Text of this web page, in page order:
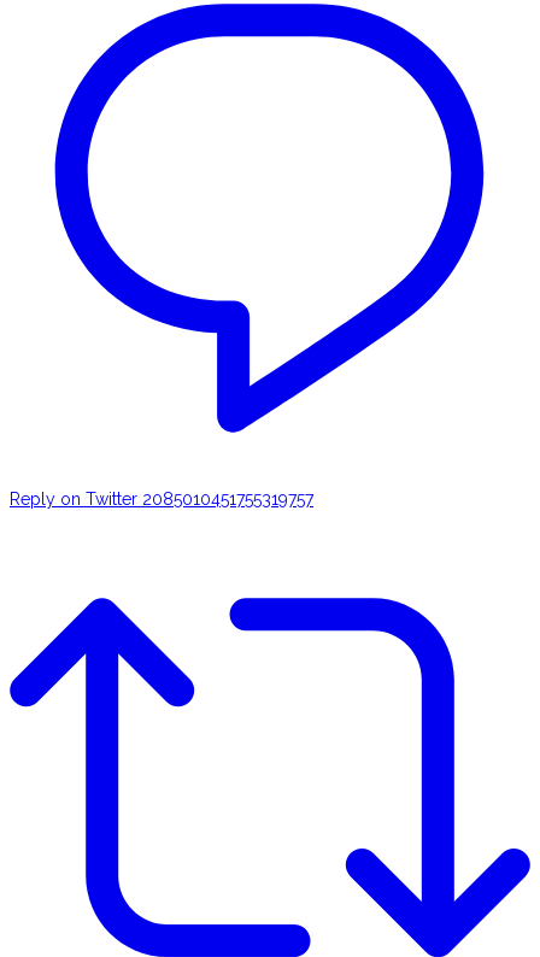
Reply on Twitter 2085010451755319757